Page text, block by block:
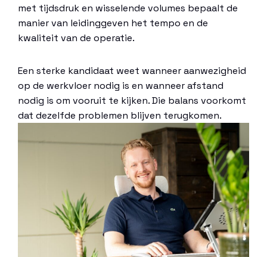
met tijdsdruk en wisselende volumes bepaalt de
manier van leidinggeven het tempo en de
kwaliteit van de operatie.
Een sterke kandidaat weet wanneer aanwezigheid
op de werkvloer nodig is en wanneer afstand
nodig is om vooruit te kijken. Die balans voorkomt
dat dezelfde problemen blijven terugkomen.